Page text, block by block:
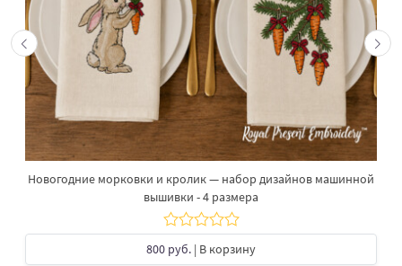
Новогодние морковки и кролик — набор дизайнов машинной
вышивки - 4 размера
800 руб. | В корзину